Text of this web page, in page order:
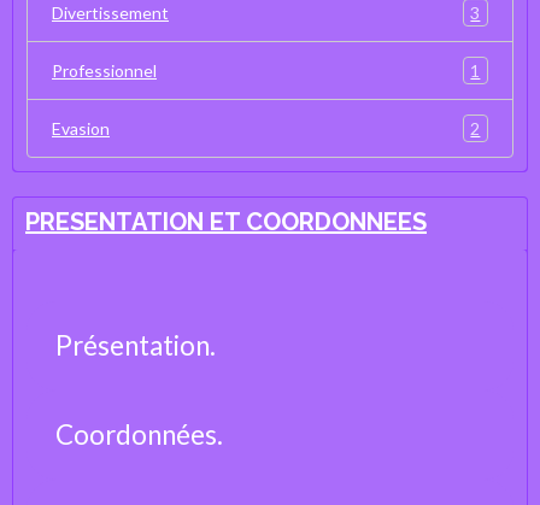
Divertissement 3
Professionnel 1
Evasion 2
PRESENTATION ET COORDONNEES
Présentation.
Coordonnées.